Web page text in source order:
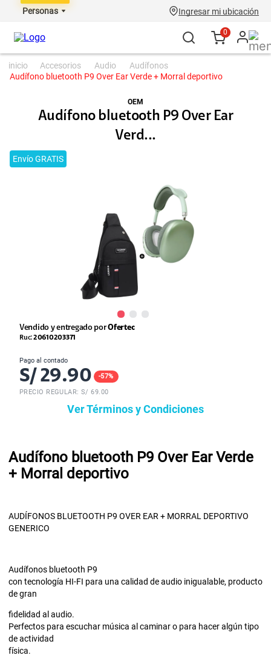
Personas Ingresar mi ubicación
0
accesorios audio
audífonos
Audífono bluetooth P9 Over Ear Verde + Morral deportivo
OEM
Audífono bluetooth P9 Over Ear
Verd...
Envío GRATIS
Vendido y entregado porOfertec
Ruc:20610203371
Pago al contado
S/ 29.90 -57%
PRECIO REGULAR: S/69.00
Ver Términos y Condiciones
Audífono bluetooth P9 Over Ear Verde
+ Morral deportivo
AUDÍFONOS BLUETOOTH P9 OVER EAR + MORRAL DEPORTIVO
GENERICO
Audífonos bluetooth P9
con tecnología HI-FI para una calidad de audio inigualable, producto
de gran
fidelidad al audio.
Perfectos para escuchar música al caminar o para hacer algún tipo
de actividad
física.